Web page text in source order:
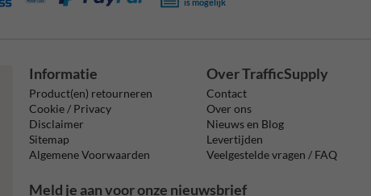
is mogelijk
Informatie
Product(en) retourneren
Cookie / Privacy
Disclaimer
Sitemap
Algemene Voorwaarden
Over TrafficSupply
Contact
Over ons
Nieuws en Blog
Levertijden
Veelgestelde vragen / FAQ
Meld je aan voor onze nieuwsbrief